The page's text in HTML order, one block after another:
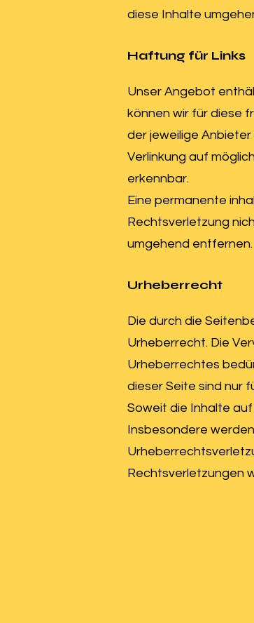
diese Inhalte
Haftung für Links
Unser Angebot
können wir für diese
der jeweilige
Verlinkung auf
erkennbar.
Eine permanente
Rechtsverletzung
umgehend entfernen.
Urheberrecht
Die durch die
Urheberrecht. Die
Urheberrechtes
dieser Seite sind nur
Soweit die Inhalte
Insbesondere
Rechtsverletzungen